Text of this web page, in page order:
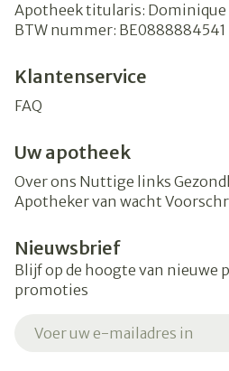
Apotheek titularis:
BTW nummer: BE0888884541
Klantenservice
FAQ
Uw apotheek
Over ons Nuttige links
Apotheker van wacht
Nieuwsbrief
Blijf op de hoogte van nieuwe
promoties